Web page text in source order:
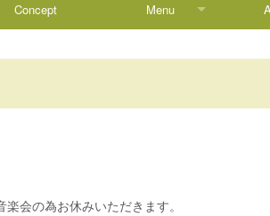
Concept Menu
会の為お休みいただきます。